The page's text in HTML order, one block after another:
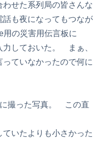
せた系列局の皆さんな
も夜になってもつなが
用の災害用伝言板に
力しておいた。 まぁ、
ていなかったので何に
に撮った写真。 この直
いたよりも小さかった